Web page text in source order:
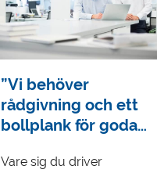
”Vi behöver
rådgivning och ett
bollplank för goda
Vare sig du driver